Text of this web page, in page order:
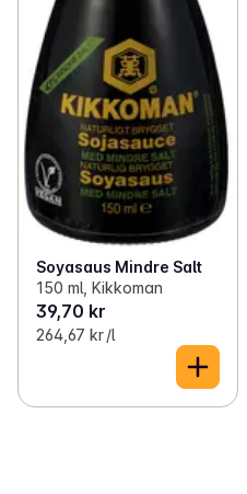
Soyasaus Mindre Salt
150 ml, Kikkoman
39,70 kr
264,67 kr /l